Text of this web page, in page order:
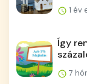
1 év
Így
7